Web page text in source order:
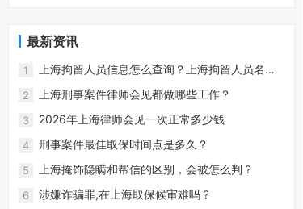
最新资讯
1
上海拘留人员信息怎么查询？上海拘留人员名单
查询
2 上海刑事案件律师会见都做哪些工作？
3 2026年上海律师会见一次正常多少钱
4 刑事案件最佳取保时间点是多久？
5 上海掩饰隐瞒和帮信的区别，会被怎么判？
6 涉嫌诈骗罪,在上海取保候审难吗？